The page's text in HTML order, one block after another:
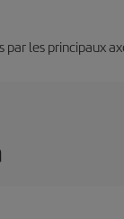
les principaux